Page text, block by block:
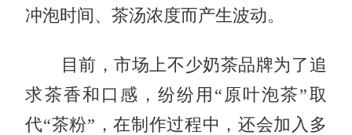
冲泡时间、茶汤浓度而产生波动。
目前，市场上不少奶茶品牌为了追
求茶香和口感，纷纷用“原叶泡茶”取
代“茶粉”，在制作过程中，还会加入多